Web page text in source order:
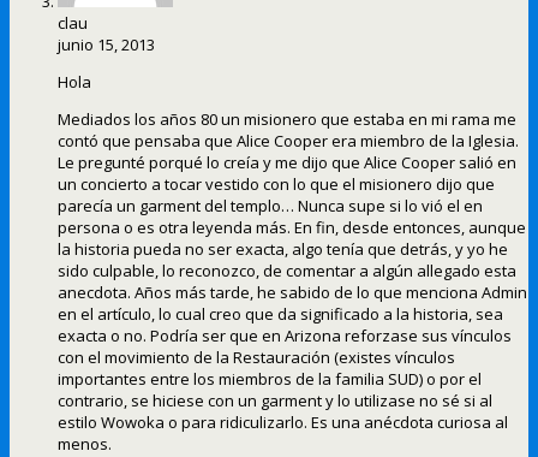
clau
junio 15, 2013
Hola
Mediados los años 80 un misionero que estaba en mi rama me
contó que pensaba que Alice Cooper era miembro de la Iglesia.
Le pregunté porqué lo creía y me dijo que Alice Cooper salió en
un concierto a tocar vestido con lo que el misionero dijo que
parecía un garment del templo… Nunca supe si lo vió el en
persona o es otra leyenda más. En fin, desde entonces, aunque
la historia pueda no ser exacta, algo tenía que detrás, y yo he
sido culpable, lo reconozco, de comentar a algún allegado esta
anecdota. Años más tarde, he sabido de lo que menciona Admin
en el artículo, lo cual creo que da significado a la historia, sea
exacta o no. Podría ser que en Arizona reforzase sus vínculos
con el movimiento de la Restauración (existes vínculos
importantes entre los miembros de la familia SUD) o por el
contrario, se hiciese con un garment y lo utilizase no sé si al
estilo Wowoka o para ridiculizarlo. Es una anécdota curiosa al
menos.